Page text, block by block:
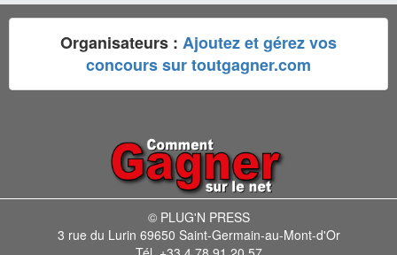
Organisateurs : Ajoutez et gérez vos
concours sur toutgagner.com
© PLUG'N PRESS
3 rue du Lurin 69650 Saint-Germain-au-Mont-d'Or